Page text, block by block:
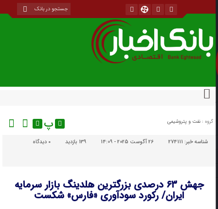
گروه : نفت و پتروشیمی پ
شناسه خبر:274111 26 آگوست 2025 - 14:09 139 بازدید دیدگاه
جهش ۶۳ درصدی بزرگترین هلدینگ بازار سرمایه
ایران/ رکورد سودآوری «فارس» شکست